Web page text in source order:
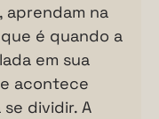
aprendam na
é quando a
em sua
acontece
dividir. A